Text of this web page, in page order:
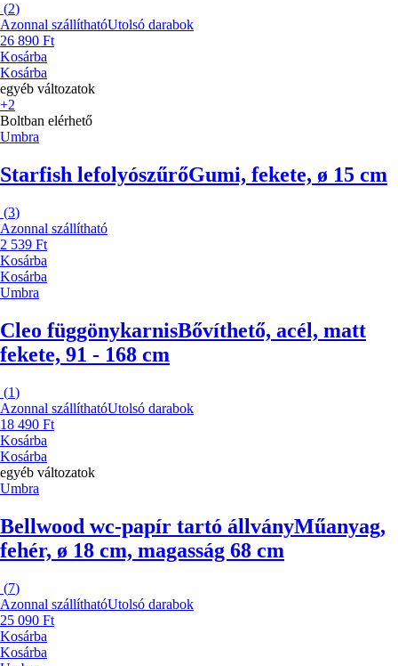
(2)
Azonnal szállíthatóUtolsó darabok
26 890 Ft
Kosárba
Kosárba
egyéb változatok
+2
Boltban elérhető
Umbra
Starfish lefolyószűrőGumi, fekete, ø 15 cm
(3)
Azonnal szállítható
2 539 Ft
Kosárba
Kosárba
Umbra
Cleo függönykarnisBővíthető, acél, matt
fekete, 91 - 168 cm
(1)
Azonnal szállíthatóUtolsó darabok
18 490 Ft
Kosárba
Kosárba
egyéb változatok
Umbra
Bellwood wc-papír tartó állványMűanyag,
fehér, ø 18 cm, magasság 68 cm
(7)
Azonnal szállíthatóUtolsó darabok
25 090 Ft
Kosárba
Kosárba